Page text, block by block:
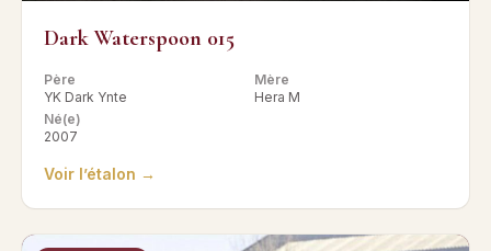
Dark Waterspoon 015
Père
YK Dark Ynte
Mère
Hera M
Né(e)
2007
Voir l’étalon →